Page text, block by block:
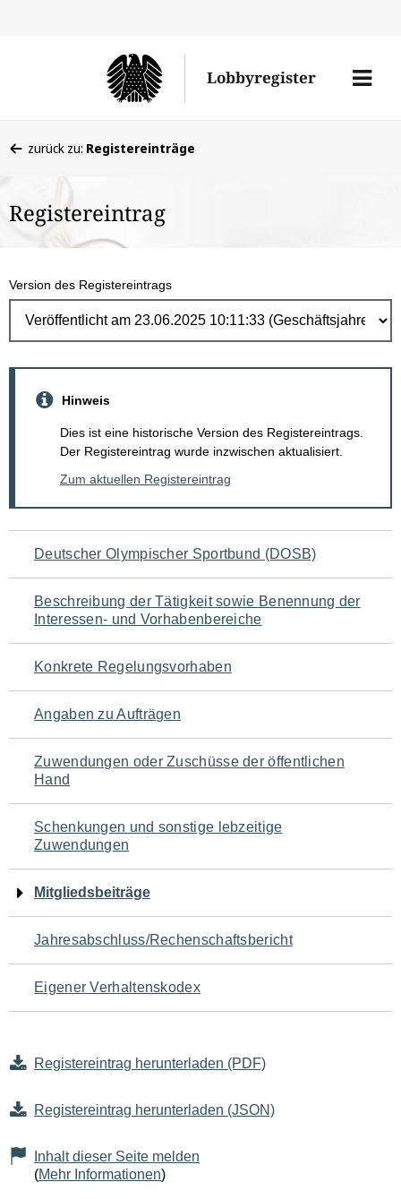
Lobbyregister
Menü
befinden
hier:
zurück zu: Registereinträge
Registereintrag
Version des Registereintrags
Hinweis
Dies ist eine historische Version des Registereintrags.
Der Registereintrag wurde inzwischen aktualisiert.
Zum aktuellen Registereintrag
Navigation
für
den
Seiteninhalt
Deutscher Olympischer Sportbund (DOSB)
Beschreibung der Tätigkeit sowie Benennung der
Interessen- und Vorhabenbereiche
Konkrete Regelungsvorhaben
Angaben zu Aufträgen
Zuwendungen oder Zuschüsse der öffentlichen
Hand
Schenkungen und sonstige lebzeitige
Zuwendungen
Mitgliedsbeiträge
Jahresabschluss/Rechenschaftsbericht
Eigener Verhaltenskodex
Registereintrag herunterladen (PDF)
Registereintrag herunterladen (JSON)
Inhalt dieser Seite melden
(Mehr Informationen)